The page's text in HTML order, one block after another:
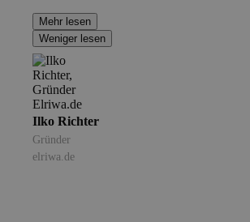
Mehr lesen
Weniger lesen
Ilko Richter
Gründer
elriwa.de